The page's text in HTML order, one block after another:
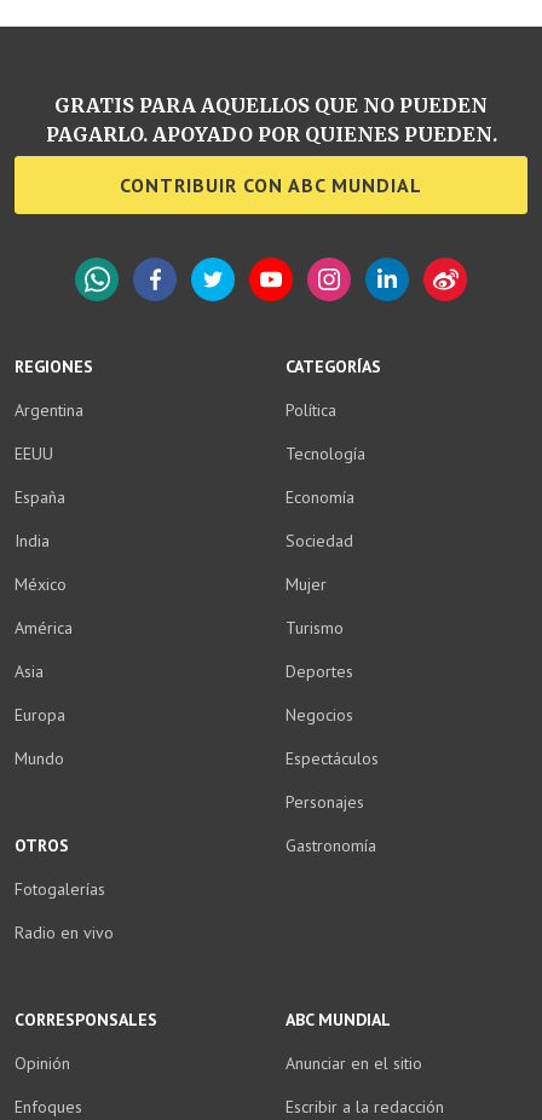
REGIONES
Argentina
EEUU
España
India
México
América
Asia
Europa
Mundo
CATEGORÍAS
Política
Tecnología
Economía
Sociedad
Mujer
Turismo
Deportes
Negocios
Espectáculos
Personajes
Gastronomía
CORRESPONSALES
Opinión
Enfoques
OTROS
Fotogalerías
Radio en vivo
ABC MUNDIAL
Anunciar en el sitio
Escribir a la redacción
GRATIS PARA AQUELLOS QUE NO PUEDEN
PAGARLO. APOYADO POR QUIENES PUEDEN.
CONTRIBUIR CON ABC MUNDIAL